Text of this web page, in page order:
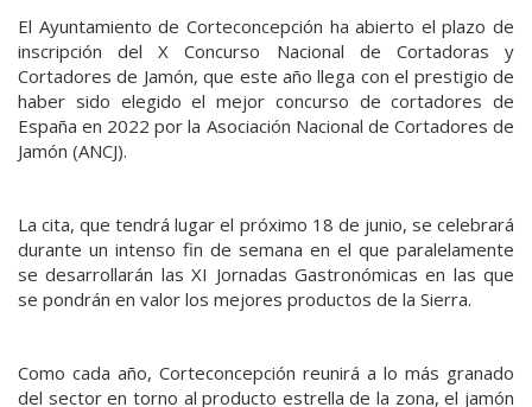
El Ayuntamiento de Corteconcepción ha abierto el plazo de
inscripción del X Concurso Nacional de Cortadoras y
Cortadores de Jamón, que este año llega con el prestigio de
haber sido elegido el mejor concurso de cortadores de
España en 2022 por la Asociación Nacional de Cortadores de
Jamón (ANCJ).
La cita, que tendrá lugar el próximo 18 de junio, se celebrará
durante un intenso fin de semana en el que paralelamente
se desarrollarán las XI Jornadas Gastronómicas en las que
se pondrán en valor los mejores productos de la Sierra.
Como cada año, Corteconcepción reunirá a lo más granado
del sector en torno al producto estrella de la zona, el jamón